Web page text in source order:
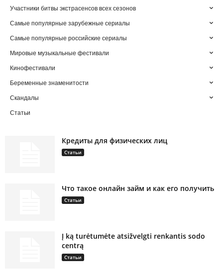
Участники битвы экстрасенсов всех сезонов
Самые популярные зарубежные сериалы
Самые популярные российские сериалы
Мировые музыкальные фестивали
Кинофестивали
Беременные знаменитости
Скандалы
Статьи
Кредиты для физических лиц
Статьи
Что такое онлайн займ и как его получить
Статьи
Į ką turėtumėte atsižvelgti renkantis sodo
centrą
Статьи